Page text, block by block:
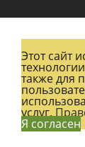
Этот сайт
также для
услуг.
Я согласен